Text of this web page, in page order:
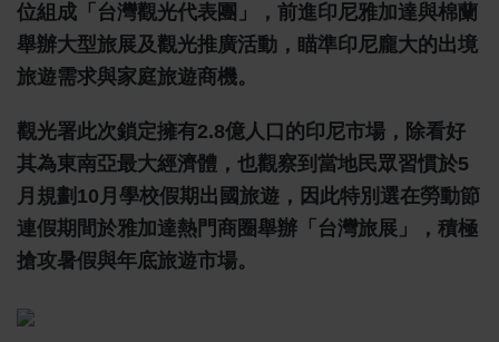
位組成「台灣觀光代表團」，前進印尼雅加達與棉蘭
舉辦大型旅展及觀光推廣活動，瞄準印尼龐大的出境
旅遊需求與家庭旅遊商機。
觀光署此次鎖定擁有2.8億人口的印尼市場，除看好
其為東南亞最大經濟體，也觀察到當地民眾習慣於5
月規劃10月學校假期出國旅遊，因此特別選在勞動節
連假期間於雅加達熱門商圈舉辦「台灣旅展」，積極
搶攻暑假與年底旅遊市場。